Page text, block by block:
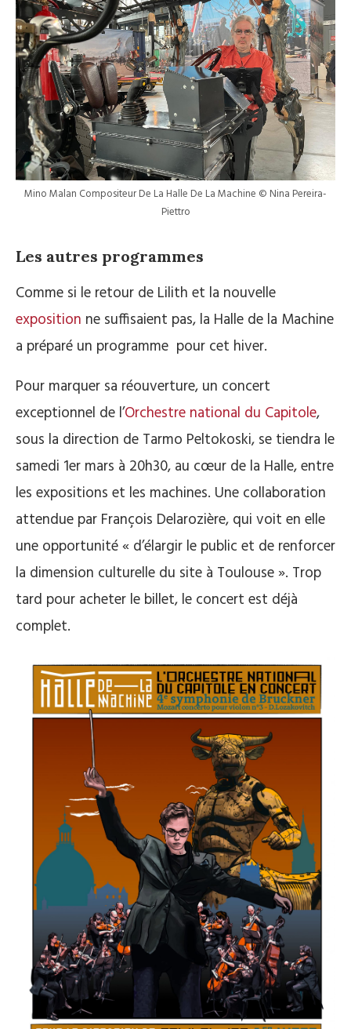
Mino Malan Compositeur De La Halle De La Machine © Nina Pereira-
Piettro
Les autres programmes
Comme si le retour de Lilith et la nouvelle
exposition ne suffisaient pas, la Halle de la Machine
a préparé un programme pour cet hiver.
Pour marquer sa réouverture, un concert
exceptionnel de l’Orchestre national du Capitole,
sous la direction de Tarmo Peltokoski, se tiendra le
samedi 1er mars à 20h30, au cœur de la Halle, entre
les expositions et les machines. Une collaboration
attendue par François Delarozière, qui voit en elle
une opportunité « d’élargir le public et de renforcer
la dimension culturelle du site à Toulouse ». Trop
tard pour acheter le billet, le concert est déjà
complet.